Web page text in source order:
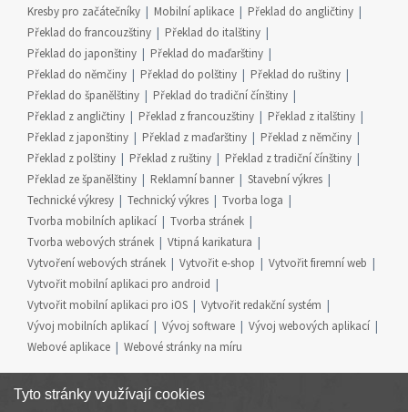
Kresby pro začátečníky
Mobilní aplikace
Překlad do angličtiny
Překlad do francouzštiny
Překlad do italštiny
Překlad do japonštiny
Překlad do maďarštiny
Překlad do němčiny
Překlad do polštiny
Překlad do ruštiny
Překlad do španělštiny
Překlad do tradiční čínštiny
Překlad z angličtiny
Překlad z francouzštiny
Překlad z italštiny
Překlad z japonštiny
Překlad z maďarštiny
Překlad z němčiny
Překlad z polštiny
Překlad z ruštiny
Překlad z tradiční čínštiny
Překlad ze španělštiny
Reklamní banner
Stavební výkres
Technické výkresy
Technický výkres
Tvorba loga
Tvorba mobilních aplikací
Tvorba stránek
Tvorba webových stránek
Vtipná karikatura
Vytvoření webových stránek
Vytvořit e-shop
Vytvořit firemní web
Vytvořit mobilní aplikaci pro android
Vytvořit mobilní aplikaci pro iOS
Vytvořit redakční systém
Vývoj mobilních aplikací
Vývoj software
Vývoj webových aplikací
Webové aplikace
Webové stránky na míru
Tyto stránky využívají cookies